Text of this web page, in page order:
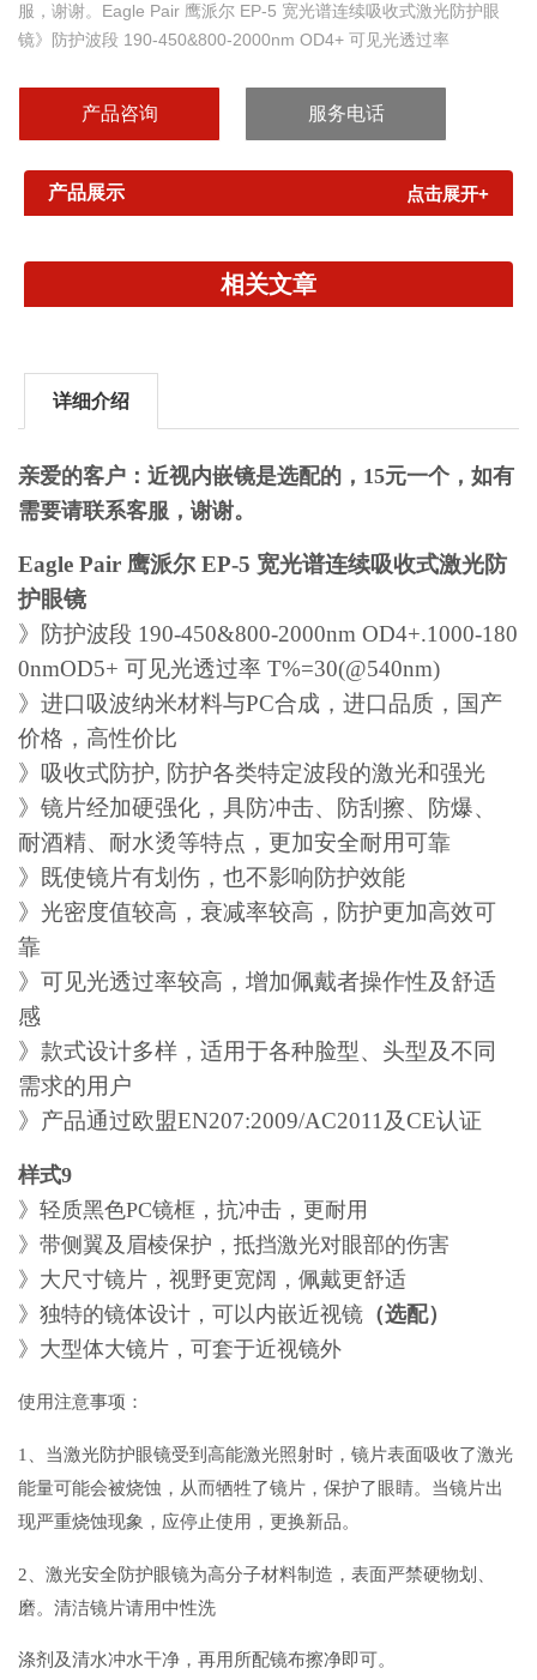
服，谢谢。Eagle Pair 鹰派尔 EP-5 宽光谱连续吸收式激光防护眼
镜》防护波段 190-450&800-2000nm OD4+ 可见光透过率
化，具防冲击...
产品咨询 服务电话
产品展示 点击展开+
相关文章
详细介绍
亲爱的客户：近视内嵌镜是选配的，15元一个，如有
需要请联系客服，谢谢。
Eagle Pair 鹰派尔 EP-5 宽光谱连续吸收式激光防
护眼镜
》防护波段 190-450&800-2000nm OD4+.1000-180
0nmOD5+ 可见光透过率 T%=30(@540nm)
》进口吸波纳米材料与PC合成，进口品质，国产
价格，高性价比
》吸收式防护, 防护各类特定波段的激光和强光
》镜片经加硬强化，具防冲击、防刮擦、防爆、
耐酒精、耐水烫等特点，更加安全耐用可靠
》既使镜片有划伤，也不影响防护效能
》光密度值较高，衰减率较高，防护更加高效可
靠
》可见光透过率较高，增加佩戴者操作性及舒适
感
》款式设计多样，适用于各种脸型、头型及不同
需求的用户
》产品通过欧盟EN207:2009/AC2011及CE认证
样式9
》轻质黑色PC镜框，抗冲击，更耐用
》带侧翼及眉棱保护，抵挡激光对眼部的伤害
》大尺寸镜片，视野更宽阔，佩戴更舒适
》独特的镜体设计，可以内嵌近视镜 （选配）
》大型体大镜片，可套于近视镜外
使用注意事项：
1、 当激光防护眼镜受到高能激光照射时，镜片表面吸收了激光
能量可能会被烧蚀，从而牺牲了镜片，保护了眼睛。当镜片出
现严重烧蚀现象，应停止使用，更换新品。
2、激光安全防护眼镜为高分子材料制造，表面严禁硬物划、
磨。清洁镜片请用中性洗
涤剂及清水冲水干净，再用所配镜布擦净即可。